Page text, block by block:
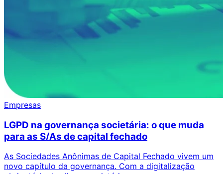
Empresas
LGPD na governança societária: o que muda
para as S/As de capital fechado
As Sociedades Anônimas de Capital Fechado vivem um
novo capítulo da governança. Com a digitalização